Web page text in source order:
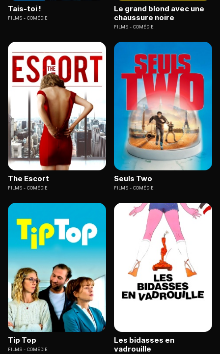
Tais-toi !
FILMS COMÉDIE
Le grand blond avec une
chaussure noire
FILMS COMÉDIE
The Escort
FILMS COMÉDIE
Seuls Two
FILMS COMÉDIE
Tip Top
FILMS COMÉDIE
Les bidasses en
vadrouille